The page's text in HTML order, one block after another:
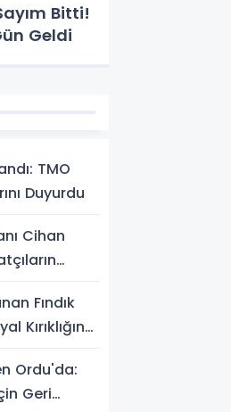
Bitti!
Geldi
TMO
Duyurdu
Cihan
Fındık
Kırıklığına
Ordu'da:
Geri